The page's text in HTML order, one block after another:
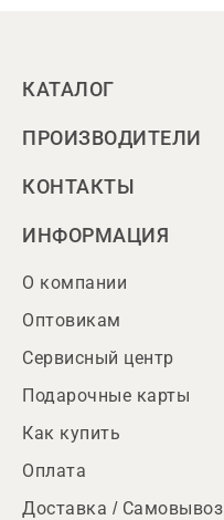
КАТАЛОГ
ПРОИЗВОДИТЕЛИ
КОНТАКТЫ
ИНФОРМАЦИЯ
О компании
Оптовикам
Сервисный центр
Подарочные карты
Как купить
Оплата
Доставка / Самовывоз